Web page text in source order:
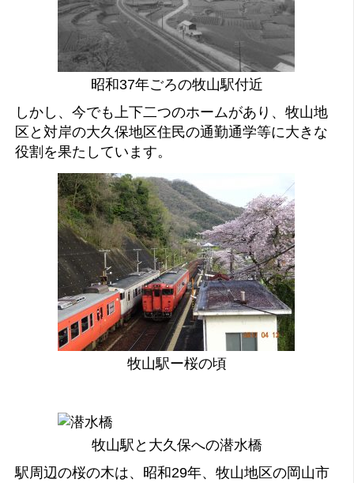
昭和37年ごろの牧山駅付近
しかし、今でも上下二つのホームがあり、牧山地
区と対岸の大久保地区住民の通勤通学等に大きな
役割を果たしています。
牧山駅ー桜の頃
牧山駅と大久保への潜水橋
駅周辺の桜の木は、昭和29年、牧山地区の岡山市